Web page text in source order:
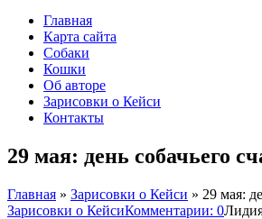
Главная
Карта сайта
Собаки
Кошки
Об авторе
Зарисовки о Кейси
Контакты
29 мая: день собачьего
Главная » Зарисовки о Кейси » 29 мая:
Зарисовки о КейсиКомментарии: 0